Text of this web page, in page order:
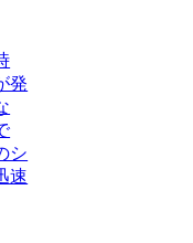
発
シ
速